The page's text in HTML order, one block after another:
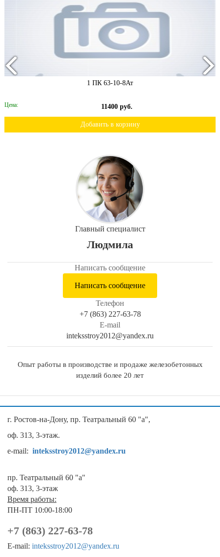
1 ПК 63-10-8Ат
Цена: 11400 руб.
Добавить в корзину
Главный специалист
Людмила
Написать сообщение
Написать сообщение
Телефон
+7 (863) 227-63-78
E-mail
inteksstroy2012@yandex.ru
Опыт работы в производстве и продаже железобетонных
изделий более 20 лет
г. Ростов-на-Дону, пр. Театральный 60 "а",
оф. 313, 3-этаж.
e-mail: inteksstroy2012@yandex.ru
пр. Театральный 60 "а"
оф. 313, 3-этаж
Время работы:
ПН-ПТ 10:00-18:00
+7 (863) 227-63-78
E-mail: inteksstroy2012@yandex.ru